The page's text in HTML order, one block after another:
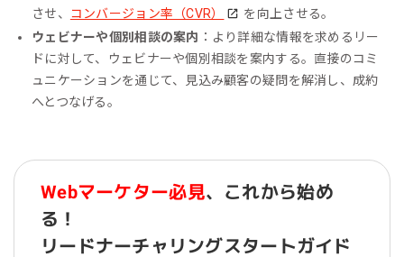
させ、 コンバージョン率（CVR）
を向上させる。
ウェビナーや個別相談の案内 ：より詳細な情報を求めるリー
ドに対して、ウェビナーや個別相談を案内する。直接のコミ
ュニケーションを通じて、見込み顧客の疑問を解消し、成約
へとつなげる。
Webマーケター必見、これから始め
る！
リードナーチャリングスタートガイド